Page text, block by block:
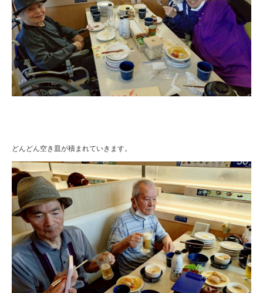
どんどん空き皿が積まれていきます。